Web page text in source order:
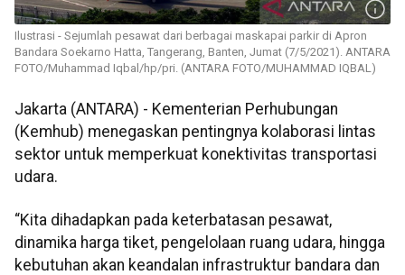
Ilustrasi - Sejumlah pesawat dari berbagai maskapai parkir di Apron
Bandara Soekarno Hatta, Tangerang, Banten, Jumat (7/5/2021). ANTARA
FOTO/Muhammad Iqbal/hp/pri. (ANTARA FOTO/MUHAMMAD IQBAL)
Jakarta (ANTARA) - Kementerian Perhubungan
(Kemhub) menegaskan pentingnya kolaborasi lintas
sektor untuk memperkuat konektivitas transportasi
udara.
“Kita dihadapkan pada keterbatasan pesawat,
dinamika harga tiket, pengelolaan ruang udara, hingga
kebutuhan akan keandalan infrastruktur bandara dan